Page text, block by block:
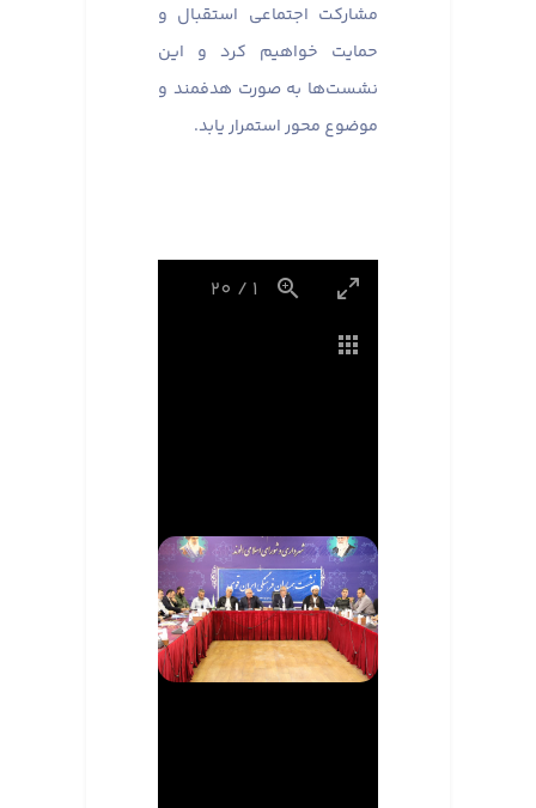
مشارکت اجتماعی استقبال و
حمایت خواهیم کرد و این
نشست‌ها به صورت هدفمند و
موضوع محور استمرار یابد.
1
/
20